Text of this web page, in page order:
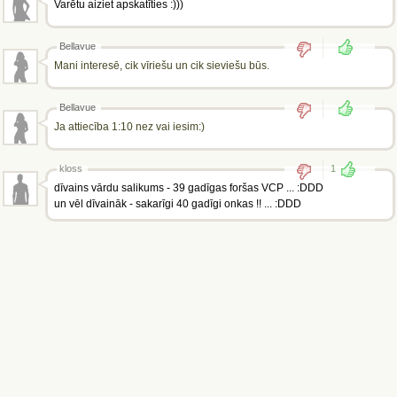
Varētu aiziet apskatīties :)))
Bellavue
Mani interesē, cik vīriešu un cik sieviešu būs.
Bellavue
Ja attiecība 1:10 nez vai iesim:)
kloss 1
dīvains vārdu salikums - 39 gadīgas foršas VCP ... :DDD
un vēl dīvaināk - sakarīgi 40 gadīgi onkas !! ... :DDD